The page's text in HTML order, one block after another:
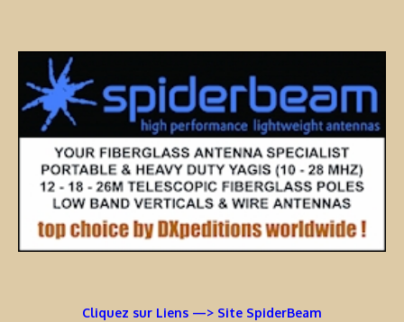
Cliquez sur Liens —> Site SpiderBeam